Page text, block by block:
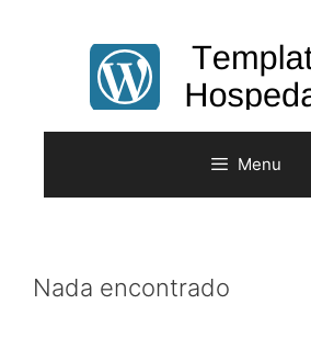
Menu
Nada encontrado